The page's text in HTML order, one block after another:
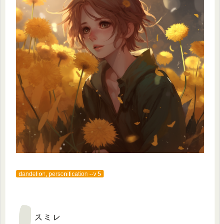
dandelion, personification --v 5
スミレ